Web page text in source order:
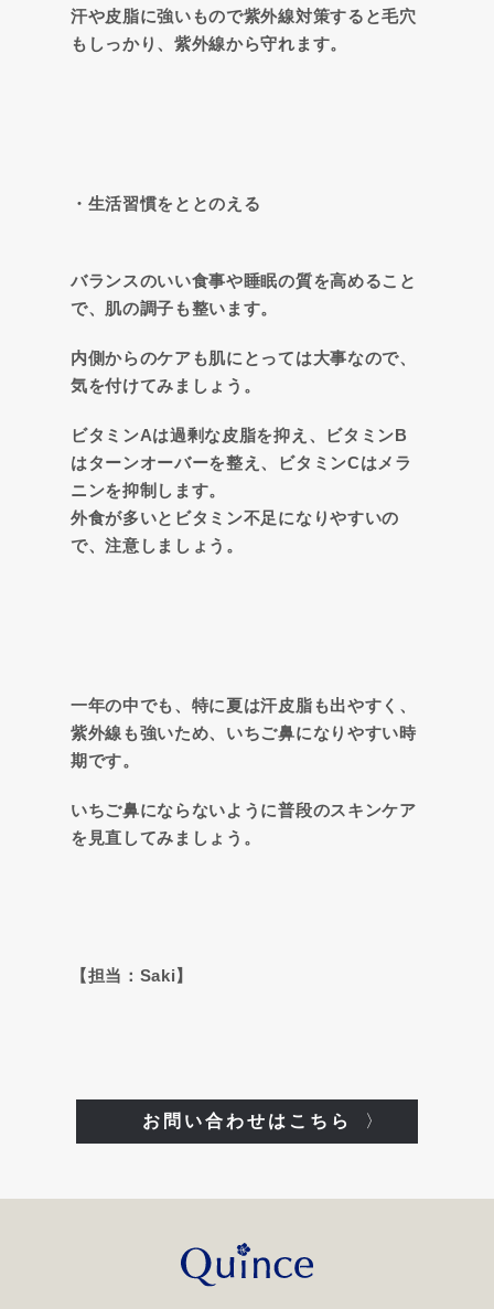
汗や皮脂に強いもので紫外線対策すると毛穴
もしっかり、紫外線から守れます。
・生活習慣をととのえる
バランスのいい食事や睡眠の質を高めること
で、肌の調子も整います。
内側からのケアも肌にとっては大事なので、
気を付けてみましょう。
ビタミンAは過剰な皮脂を抑え、ビタミンB
はターンオーバーを整え、ビタミンCはメラ
ニンを抑制します。
外食が多いとビタミン不足になりやすいの
で、注意しましょう。
一年の中でも、特に夏は汗皮脂も出やすく、
紫外線も強いため、いちご鼻になりやすい時
期です。
いちご鼻にならないように普段のスキンケア
を見直してみましょう。
【担当：Saki】
お問い合わせはこちら 〉